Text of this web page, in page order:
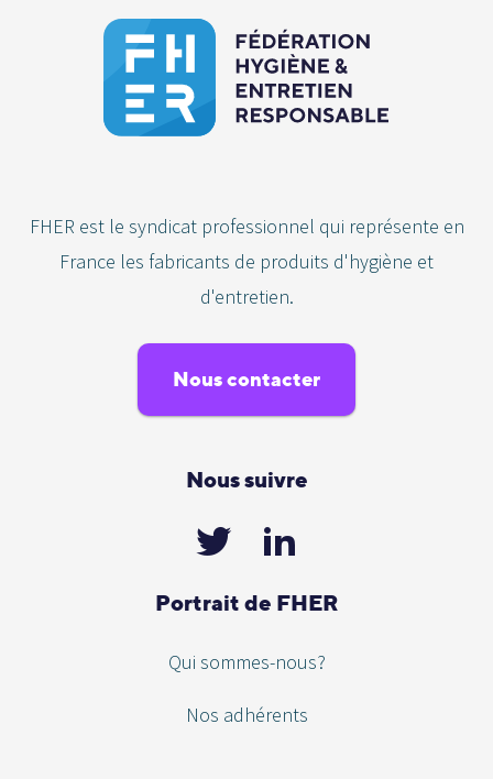
FHER est le syndicat professionnel qui représente en
France les fabricants de produits d'hygiène et
d'entretien.
Nous contacter
Nous suivre
Portrait de FHER
Qui sommes-nous?
Nos adhérents